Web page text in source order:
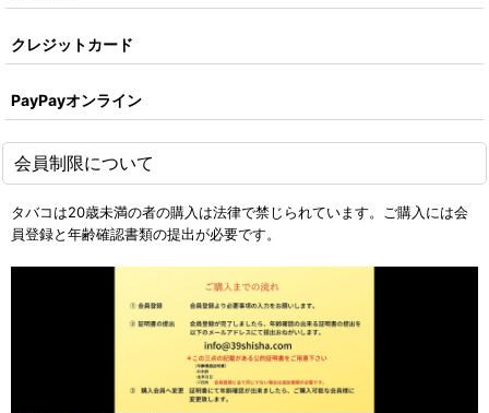
クレジットカード
PayPayオンライン
会員制限について
タバコは20歳未満の者の購入は法律で禁じられています。ご購入には会
員登録と年齢確認書類の提出が必要です。